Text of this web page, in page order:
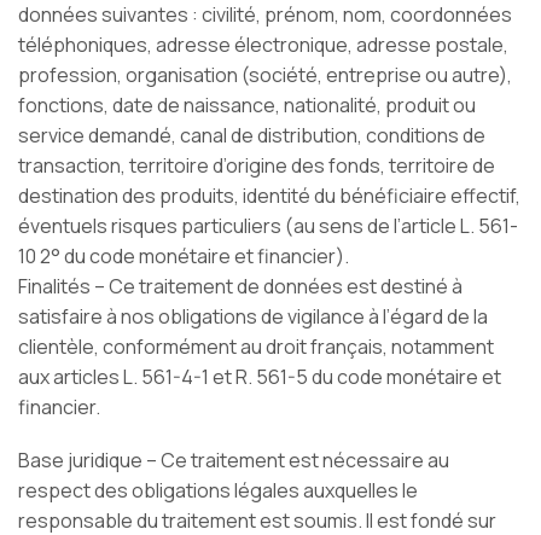
données suivantes : civilité, prénom, nom, coordonnées
téléphoniques, adresse électronique, adresse postale,
profession, organisation (société, entreprise ou autre),
fonctions, date de naissance, nationalité, produit ou
service demandé, canal de distribution, conditions de
transaction, territoire d’origine des fonds, territoire de
destination des produits, identité du bénéficiaire effectif,
éventuels risques particuliers (au sens de l’article L. 561-
10 2° du code monétaire et financier).
Finalités – Ce traitement de données est destiné à
satisfaire à nos obligations de vigilance à l’égard de la
clientèle, conformément au droit français, notamment
aux articles L. 561-4-1 et R. 561-5 du code monétaire et
financier.
Base juridique – Ce traitement est nécessaire au
respect des obligations légales auxquelles le
responsable du traitement est soumis. Il est fondé sur